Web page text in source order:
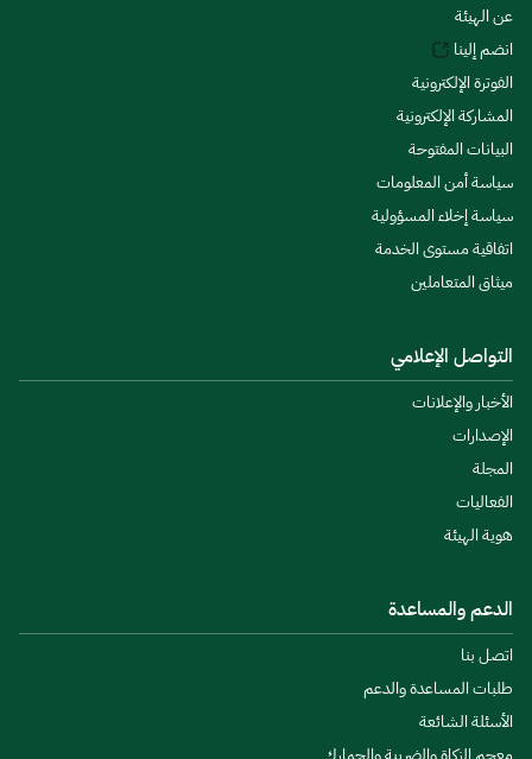
عن الهيئة
انضم إلينا
الفوترة الإلكترونية
المشاركة الإلكترونية
البيانات المفتوحة
سياسة أمن المعلومات
سياسة إخلاء المسؤولية
اتفاقية مستوى الخدمة
ميثاق المتعاملين
التواصل الإعلامي
الأخبار والإعلانات
الإصدارات
المجلة
الفعاليات
هوية الهيئة
الدعم والمساعدة
اتصل بنا
طلبات المساعدة والدعم
الأسئلة الشائعة